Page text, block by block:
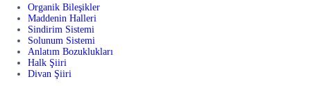
Organik Bileşikler
Maddenin Halleri
Sindirim Sistemi
Solunum Sistemi
Anlatım Bozuklukları
Halk Şiiri
Divan Şiiri